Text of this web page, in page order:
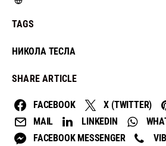
TAGS
НИКОЛА ТЕСЛА
SHARE ARTICLE
FACEBOOK X (TWITTER)
MAIL
LINKEDIN
FACEBOOK MESSENGER